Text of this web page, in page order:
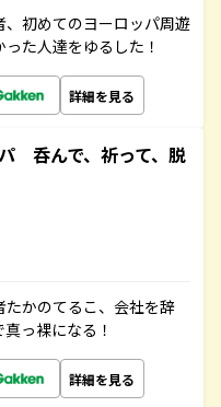
、初めてのヨーロッパ周遊
た人達をゆるした！
詳細を見る
呑んで、祈って、脱
たかのてるこ、会社を辞
っ裸になる！
詳細を見る